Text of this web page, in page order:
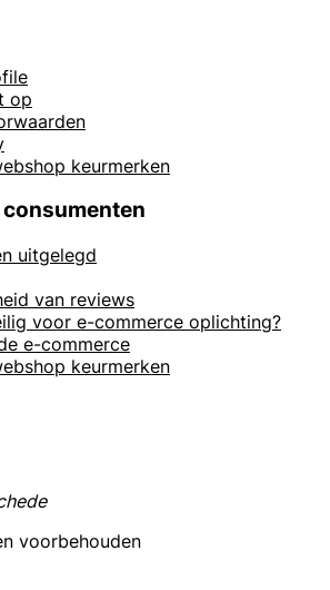
op
keurmerken
uitgelegd
van reviews
voor e-commerce oplichting?
e-commerce
keurmerken
voorbehouden